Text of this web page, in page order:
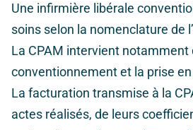
Une infirmière libérale
soins selon la nomenclature de
La CPAM intervient notamment
conventionnement et la prise
La facturation transmise à la
actes réalisés, de leurs